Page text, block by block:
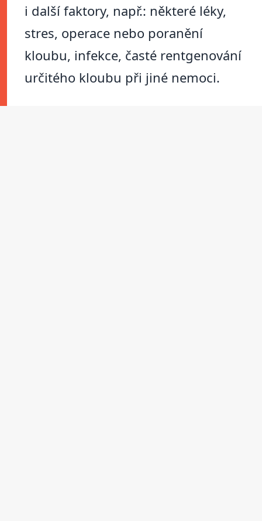
i další faktory, např.: některé léky,
stres, operace nebo poranění
kloubu, infekce, časté rentgenování
určitého kloubu při jiné nemoci.